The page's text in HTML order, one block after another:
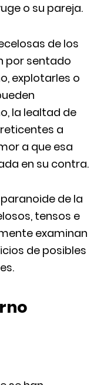
o su pareja.
de los
por sentado
explotarles o
la lealtad de
a
a que esa
en su contra.
de la
tensos e
examinan
de posibles